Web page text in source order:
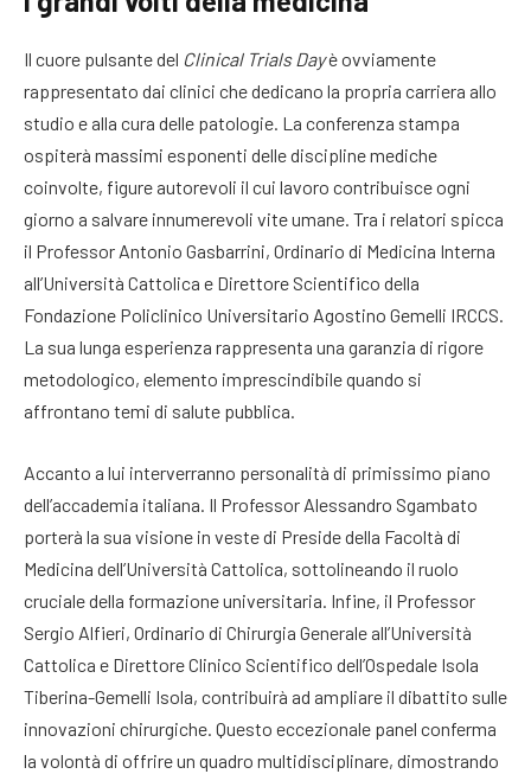
Il cuore pulsante del Clinical Trials Dayè ovviamente
rappresentato dai clinici che dedicano la propria carriera allo
studio e alla cura delle patologie. La conferenza stampa
ospiterà massimi esponenti delle discipline mediche
coinvolte, figure autorevoli il cui lavoro contribuisce ogni
giorno a salvare innumerevoli vite umane. Tra i relatori spicca
il Professor Antonio Gasbarrini, Ordinario di Medicina Interna
all’Università Cattolica e Direttore Scientifico della
Fondazione Policlinico Universitario Agostino Gemelli IRCCS.
La sua lunga esperienza rappresenta una garanzia di rigore
metodologico, elemento imprescindibile quando si
affrontano temi di salute pubblica.
Accanto a lui interverranno personalità di primissimo piano
dell’accademia italiana. Il Professor Alessandro Sgambato
porterà la sua visione in veste di Preside della Facoltà di
Medicina dell’Università Cattolica, sottolineando il ruolo
cruciale della formazione universitaria. Infine, il Professor
Sergio Alfieri, Ordinario di Chirurgia Generale all’Università
Cattolica e Direttore Clinico Scientifico dell’Ospedale Isola
Tiberina-Gemelli Isola, contribuirà ad ampliare il dibattito sulle
innovazioni chirurgiche. Questo eccezionale panel conferma
la volontà di offrire un quadro multidisciplinare, dimostrando